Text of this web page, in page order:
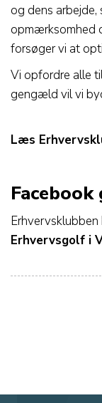
og dens
opmærksomhed
forsøger vi at
Vi opfordre alle
gengæld vil vi
Læs
Facebook
Erhvervsgolf i